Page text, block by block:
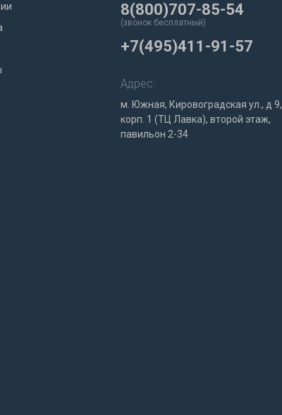
8(800)707-85-54
(звонок бесплатный)
+7(495)411-91-57
Адрес:
м. Южная, Кировоградская ул., д 9,
корп. 1 (ТЦ Лавка), второй этаж,
павильон 2-34